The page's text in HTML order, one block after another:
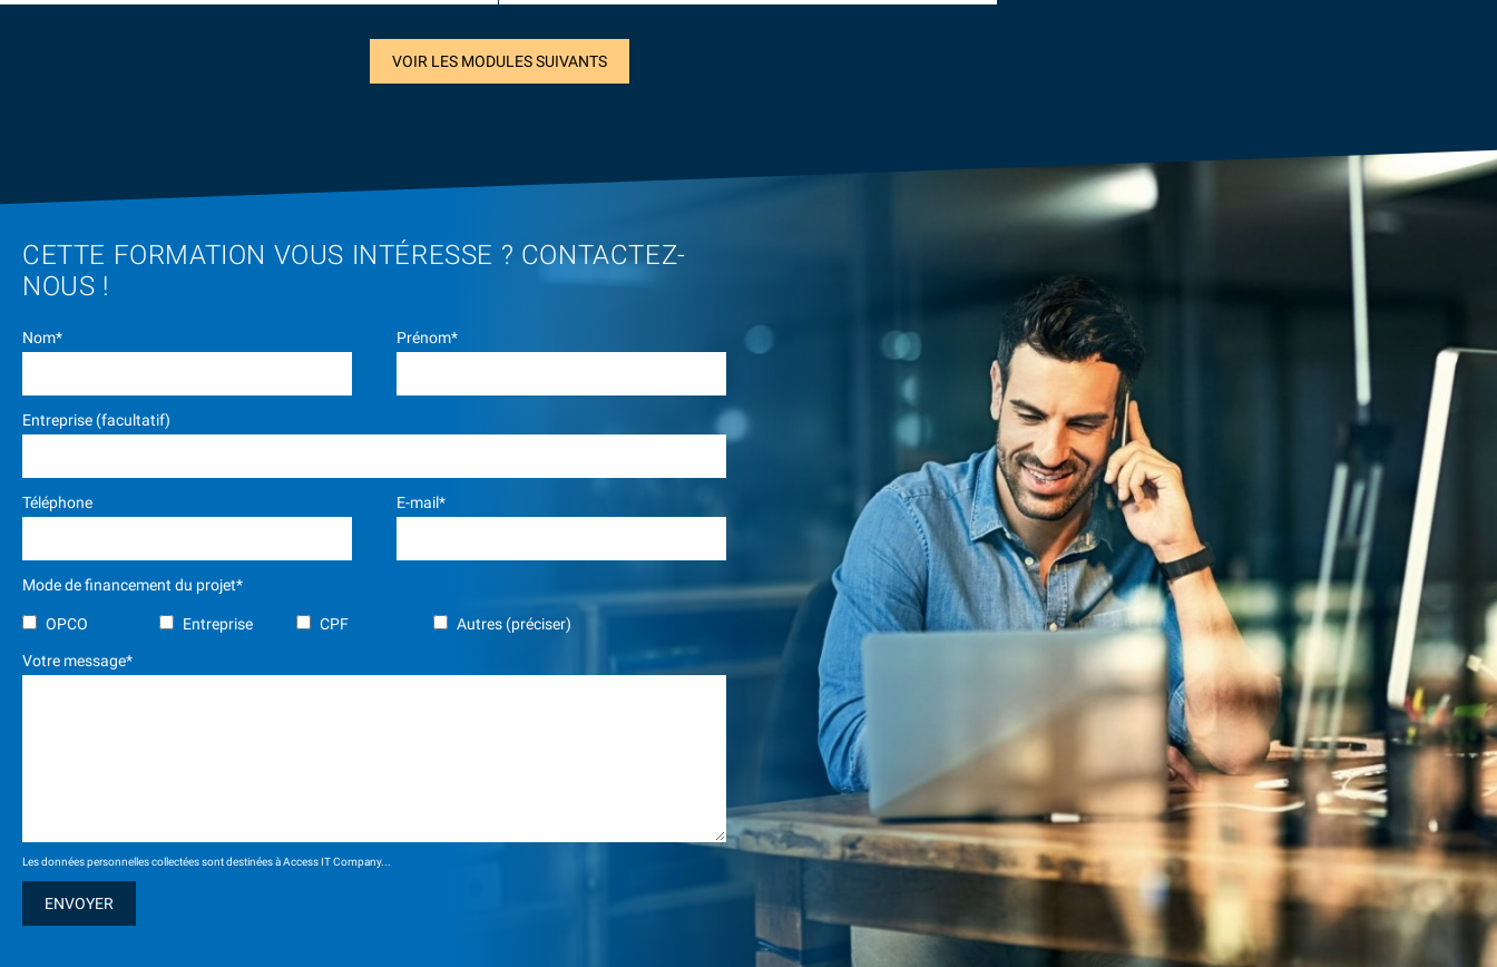
VOIR LES MODULES SUIVANTS
CETTE FORMATION VOUS INTÉRESSE ? CONTACTEZ-
NOUS !
Nom* Prénom*
Entreprise (facultatif)
Téléphone E-mail*
Mode de financement du projet*
OPCO Entreprise CPF Autres (préciser)
Votre message*
Les données personnelles collectées sont destinées à Access IT Company...